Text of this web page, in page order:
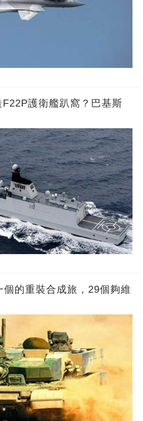
護衛艦趴窩？巴基斯
的重裝合成旅，29個夠維